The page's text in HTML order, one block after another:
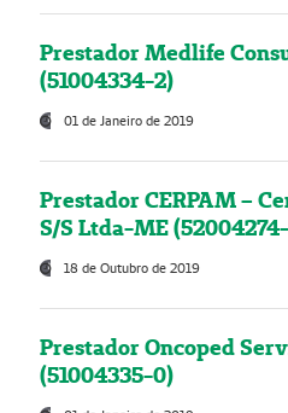
Prestador Medlife
(51004334-2)
01 de Janeiro de 2019
Prestador CERPAM –
S/S Ltda-ME
18 de Outubro de 2019
Prestador Oncoped
(51004335-0)